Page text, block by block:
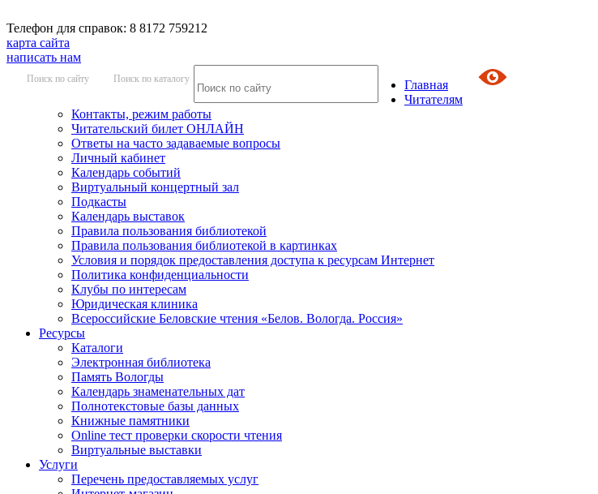
Телефон для справок: 8 8172 759212
карта сайта
написать нам
Поиск по сайту Поиск по каталогу
Главная
Читателям
Контакты, режим работы
Читательский билет ОНЛАЙН
Ответы на часто задаваемые вопросы
Личный кабинет
Календарь событий
Виртуальный концертный зал
Подкасты
Календарь выставок
Правила пользования библиотекой
Правила пользования библиотекой в картинках
Условия и порядок предоставления доступа к ресурсам Интернет
Политика конфиденциальности
Клубы по интересам
Юридическая клиника
Всероссийские Беловские чтения «Белов. Вологда. Россия»
Ресурсы
Каталоги
Электронная библиотека
Память Вологды
Календарь знаменательных дат
Полнотекстовые базы данных
Книжные памятники
Online тест проверки скорости чтения
Виртуальные выставки
Услуги
Перечень предоставляемых услуг